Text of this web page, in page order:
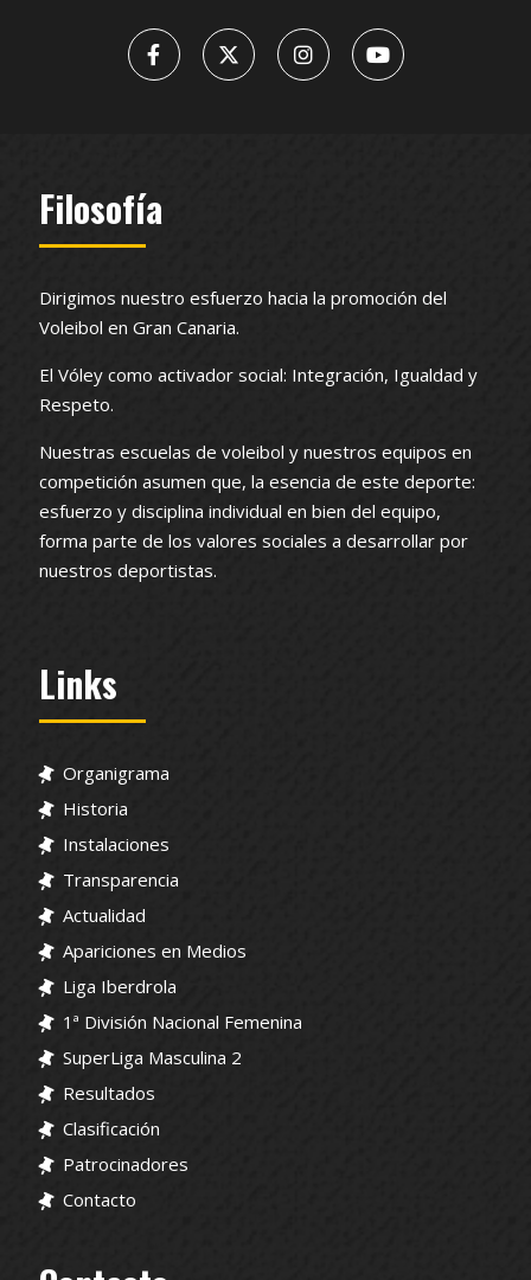
Filosofía
Dirigimos nuestro esfuerzo hacia la promoción del
Voleibol en Gran Canaria.
El Vóley como activador social: Integración, Igualdad y
Respeto.
Nuestras escuelas de voleibol y nuestros equipos en
competición asumen que, la esencia de este deporte:
esfuerzo y disciplina individual en bien del equipo,
forma parte de los valores sociales a desarrollar por
nuestros deportistas.
Links
Organigrama
Historia
Instalaciones
Transparencia
Actualidad
Apariciones en Medios
Liga Iberdrola
1ª División Nacional Femenina
SuperLiga Masculina 2
Resultados
Clasificación
Patrocinadores
Contacto